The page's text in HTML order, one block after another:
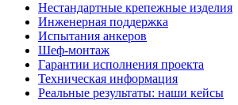
Нестандартные крепежные изделия
Инженерная поддержка
Испытания анкеров
Шеф-монтаж
Гарантии исполнения проекта
Техническая информация
Реальные результаты: наши кейсы